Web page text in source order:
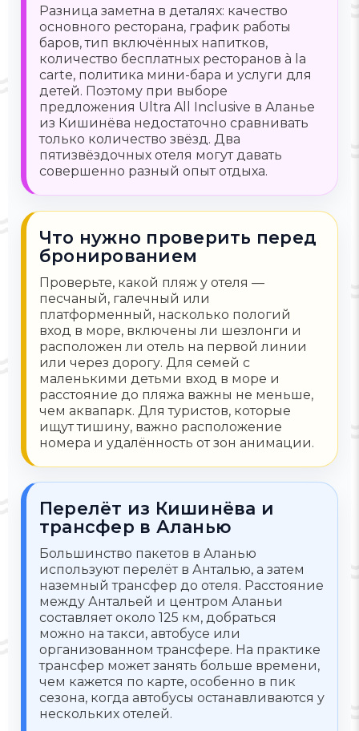
Разница заметна в деталях: качество
основного ресторана, график работы
баров, тип включённых напитков,
количество бесплатных ресторанов à la
carte, политика мини-бара и услуги для
детей. Поэтому при выборе
предложения Ultra All Inclusive в Аланье
из Кишинёва недостаточно сравнивать
только количество звёзд. Два
пятизвёздочных отеля могут давать
совершенно разный опыт отдыха.
Что нужно проверить перед
бронированием
Проверьте, какой пляж у отеля —
песчаный, галечный или
платформенный, насколько пологий
вход в море, включены ли шезлонги и
расположен ли отель на первой линии
или через дорогу. Для семей с
маленькими детьми вход в море и
расстояние до пляжа важны не меньше,
чем аквапарк. Для туристов, которые
ищут тишину, важно расположение
номера и удалённость от зон анимации.
Перелёт из Кишинёва и
трансфер в Аланью
Большинство пакетов в Аланью
используют перелёт в Анталью, а затем
наземный трансфер до отеля. Расстояние
между Антальей и центром Аланьи
составляет около 125 км, добраться
можно на такси, автобусе или
организованном трансфере. На практике
трансфер может занять больше времени,
чем кажется по карте, особенно в пик
сезона, когда автобусы останавливаются у
нескольких отелей.